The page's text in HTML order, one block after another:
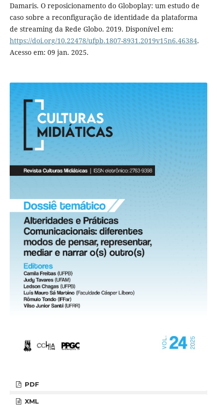
Damaris. O reposicionamento do Globoplay: um estudo de
caso sobre a reconfiguração de identidade da plataforma
de streaming da Rede Globo. 2019. Disponível em:
https://doi.org/10.22478/ufpb.1807-8931.2019v15n6.46384.
Acesso em: 09 jan. 2025.
PDF
XML